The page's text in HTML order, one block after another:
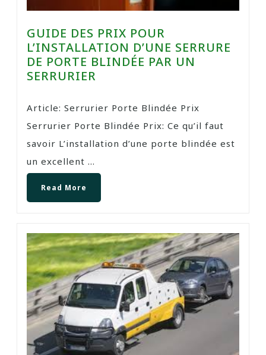
GUIDE DES PRIX POUR
L’INSTALLATION D’UNE SERRURE
DE PORTE BLINDÉE PAR UN
SERRURIER
Article: Serrurier Porte Blindée Prix
Serrurier Porte Blindée Prix: Ce qu’il faut
savoir L’installation d’une porte blindée est
un excellent ...
Read More